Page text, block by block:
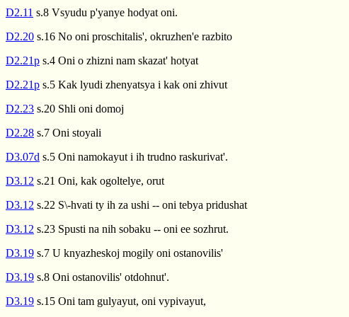
D2.11 s.8 Vsyudu p'yanye hodyat oni.
D2.20 s.16 No oni proschitalis', okruzhen'e razbito
D2.21p s.4 Oni o zhizni nam skazat' hotyat
D2.21p s.5 Kak lyudi zhenyatsya i kak oni zhivut
D2.23 s.20 Shli oni domoj
D2.28 s.7 Oni stoyali
D3.07d s.5 Oni namokayut i ih trudno raskurivat'.
D3.12 s.21 Oni, kak ogoltelye, orut
D3.12 s.22 S\-hvati ty ih za ushi -- oni tebya pridushat
D3.12 s.23 Spusti na nih sobaku -- oni ee sozhrut.
D3.19 s.7 U knyazheskoj mogily oni ostanovilis'
D3.19 s.8 Oni ostanovilis' otdohnut'.
D3.19 s.15 Oni tam gulyayut, oni vypivayut,